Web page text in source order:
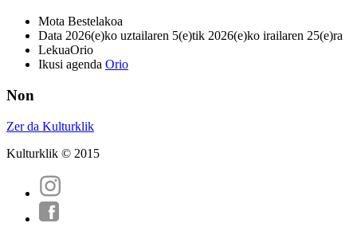
Mota Bestelakoa
Data 2026(e)ko uztailaren 5(e)tik 2026(e)ko irailaren 25(e)ra
LekuaOrio
Ikusi agenda Orio
Non
Zer da Kulturklik
Kulturklik © 2015